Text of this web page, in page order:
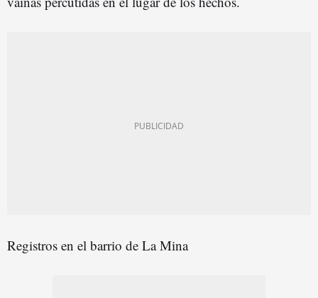
Registros en el barrio de La Mina